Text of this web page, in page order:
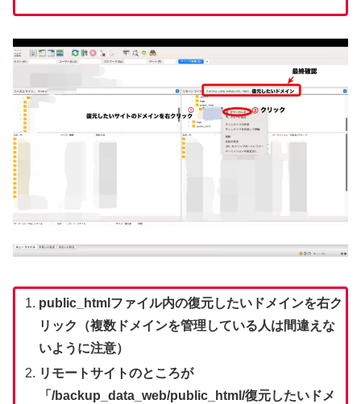
public_htmlファイル内の復元したいドメインを右ク
リック（複数ドメインを管理している人は間違えな
いように注意）
リモートサイトのところが
「/backup_data_web/public_html/復元したいドメ